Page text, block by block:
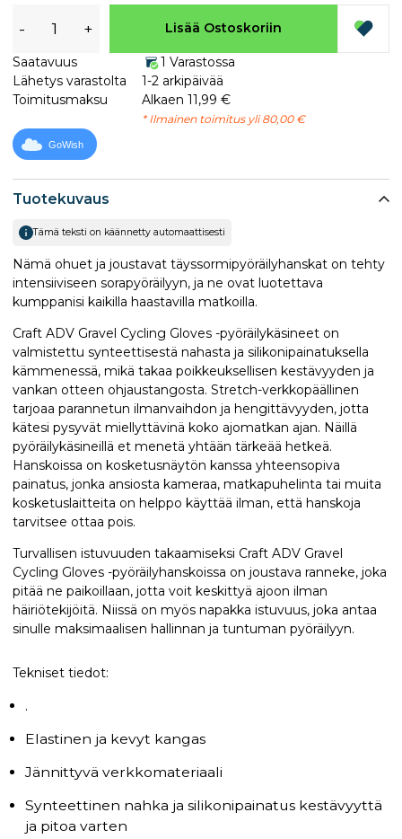
Tuotekuvaus
Tämä teksti on käännetty automaattisesti
Nämä ohuet ja joustavat täyssormipyöräilyhanskat on tehty
intensiiviseen sorapyöräilyyn, ja ne ovat luotettava
kumppanisi kaikilla haastavilla matkoilla.
Craft ADV Gravel Cycling Gloves -pyöräilykäsineet on
valmistettu synteettisestä nahasta ja silikonipainatuksella
kämmenessä, mikä takaa poikkeuksellisen kestävyyden ja
vankan otteen ohjaustangosta. Stretch-verkkopäällinen
tarjoaa parannetun ilmanvaihdon ja hengittävyyden, jotta
kätesi pysyvät miellyttävinä koko ajomatkan ajan. Näillä
pyöräilykäsineillä et menetä yhtään tärkeää hetkeä.
Hanskoissa on kosketusnäytön kanssa yhteensopiva
painatus, jonka ansiosta kameraa, matkapuhelinta tai muita
kosketuslaitteita on helppo käyttää ilman, että hanskoja
tarvitsee ottaa pois.
Turvallisen istuvuuden takaamiseksi Craft ADV Gravel
Cycling Gloves -pyöräilyhanskoissa on joustava ranneke, joka
pitää ne paikoillaan, jotta voit keskittyä ajoon ilman
häiriötekijöitä. Niissä on myös napakka istuvuus, joka antaa
sinulle maksimaalisen hallinnan ja tuntuman pyöräilyyn.
Tekniset tiedot:
.
Elastinen ja kevyt kangas
Jännittyvä verkkomateriaali
Synteettinen nahka ja silikonipainatus kestävyyttä
ja pitoa varten
- + Lisää Ostoskoriin
Saatavuus
1 Varastossa
Lähetys varastolta
1-2 arkipäivää
Toimitusmaksu
Alkaen 11,99 €
* Ilmainen toimitus yli 80,00 €
GoWish